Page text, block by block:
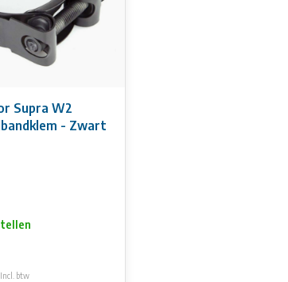
Supra W2
- Zwart
Incl. btw